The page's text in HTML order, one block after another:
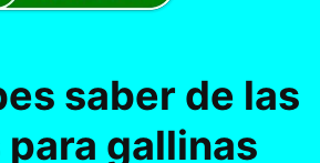
saber de las
para gallinas